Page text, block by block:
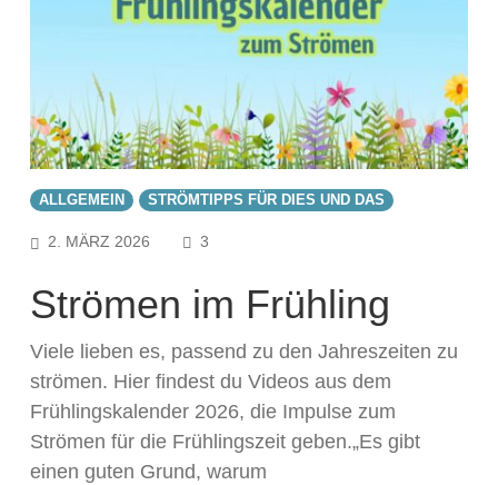
ALLGEMEIN STRÖMTIPPS FÜR DIES UND DAS
2. MÄRZ 2026 3
Strömen im Frühling
Viele lieben es, passend zu den Jahreszeiten zu
strömen. Hier findest du Videos aus dem
Frühlingskalender 2026, die Impulse zum
Strömen für die Frühlingszeit geben.„Es gibt
einen guten Grund, warum